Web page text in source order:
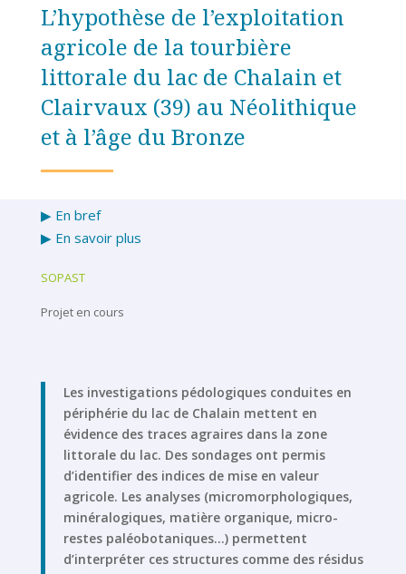
L’hypothèse de l’exploitation
agricole de la tourbière
littorale du lac de Chalain et
Clairvaux (39) au Néolithique
et à l’âge du Bronze
▶ En bref
▶ En savoir plus
SOPAST
Projet en cours
Les investigations pédologiques conduites en
périphérie du lac de Chalain mettent en
évidence des traces agraires dans la zone
littorale du lac. Des sondages ont permis
d’identifier des indices de mise en valeur
agricole. Les analyses (micromorphologiques,
minéralogiques, matière organique, micro-
restes paléobotaniques…) permettent
d’interpréter ces structures comme des résidus